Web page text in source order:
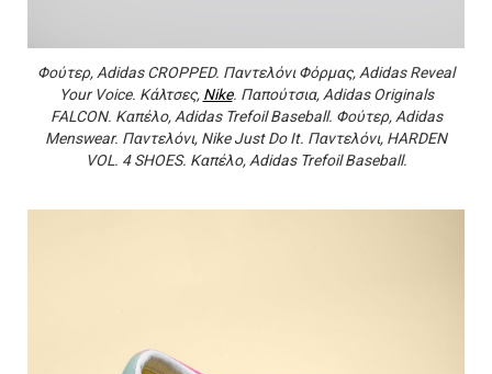
Φούτερ, Adidas CROPPED. Παντελόνι Φόρμας, Adidas Reveal
Your Voice. Κάλτσες, Nike. Παπούτσια, Αdidas Originals
FALCON. Καπέλο, Adidas Trefoil Baseball. Φούτερ, Adidas
Menswear. Παντελόνι, Nike Just Do It. Παντελόνι, HARDEN
VOL. 4 SHOES. Καπέλο, Adidas Trefoil Baseball.